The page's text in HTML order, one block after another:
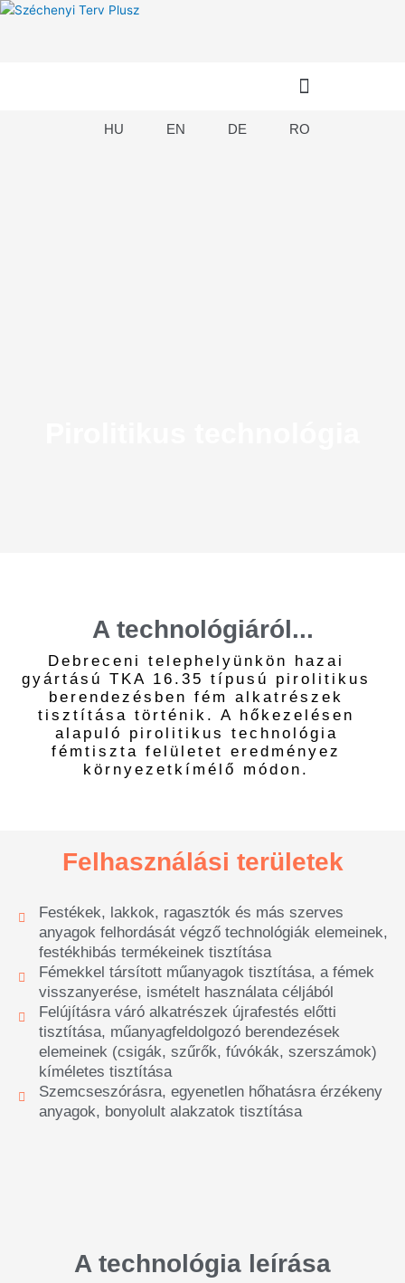
Skip
HU EN DE RO
A technológiáról...
Debreceni telephelyünkön hazai
gyártású TKA 16.35 típusú pirolitikus
berendezésben fém alkatrészek
tisztítása történik. A hőkezelésen
alapuló pirolitikus technológia
fémtiszta felületet eredményez
környezetkímélő módon.
Felhasználási területek
Festékek, lakkok, ragasztók és más szerves
anyagok felhordását végző technológiák elemeinek,
festékhibás termékeinek tisztítása
Fémekkel társított műanyagok tisztítása, a fémek
visszanyerése, ismételt használata céljából
Felújításra váró alkatrészek újrafestés előtti
tisztítása, műanyagfeldolgozó berendezések
elemeinek (csigák, szűrők, fúvókák, szerszámok)
kíméletes tisztítása
Szemcseszórásra, egyenetlen hőhatásra érzékeny
anyagok, bonyolult alakzatok tisztítása
A technológia leírása